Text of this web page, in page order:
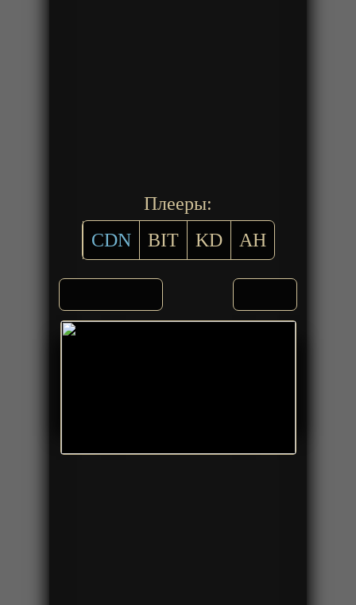
Плееры:
CDN
BIT KD AH